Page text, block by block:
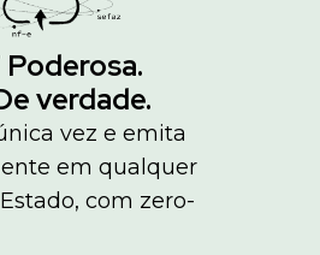
Poderosa.
verdade.
vez e emita
em qualquer
com zero-